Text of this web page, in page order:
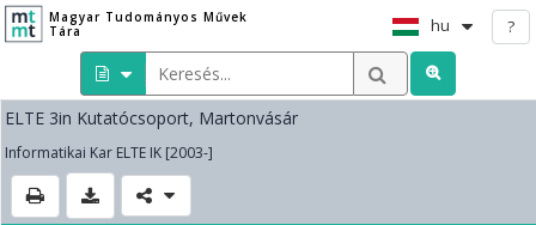
Magyar Tudományos Művek
Tára
hu ?
ELTE 3in Kutatócsoport, Martonvásár
Informatikai Kar ELTE IK [2003-]